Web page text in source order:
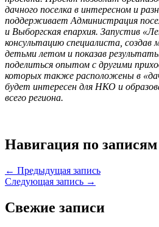
дачного поселка в интересном и
поддерживает Администрация
и Выборгская епархия. Запустив
консультацию специалиста,
детьми летом и показав
поделиться опытом с другими
которых также расположены в
будет интересен для НКО и
всего региона.
Навигация по записям
← Предыдущая запись
Следующая запись →
Свежие записи